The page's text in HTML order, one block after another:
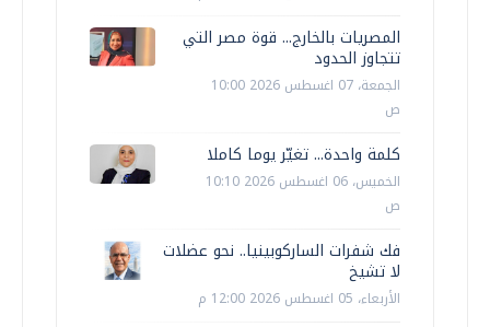
المصريات بالخارج... قوة مصر التي
تتجاوز الحدود
الجمعة، 07 اغسطس 2026 10:00
ص
كلمة واحدة... تغيّر يوما كاملا
الخميس، 06 اغسطس 2026 10:10
ص
فك شفرات الساركوبينيا.. نحو عضلات
لا تشيخ
الأربعاء، 05 اغسطس 2026 12:00 م